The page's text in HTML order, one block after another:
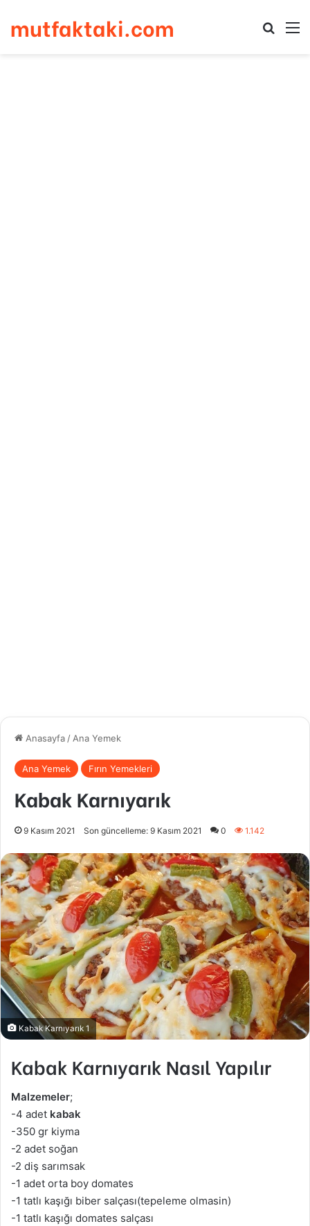
mutfaktaki.com
Anasayfa / Ana Yemek
Ana Yemek Fırın Yemekleri
Kabak Karnıyarık
9 Kasım 2021 Son güncelleme: 9 Kasım 2021 0 1.142
Kabak Karnıyarık 1
Kabak Karnıyarık Nasıl Yapılır
Malzemeler;
-4 adet kabak
-350 gr kiyma
-2 adet soğan
-2 diş sarımsak
-1 adet orta boy domates
-1 tatlı kaşığı biber salçası(tepeleme olmasin)
-1 tatlı kaşığı domates salçası